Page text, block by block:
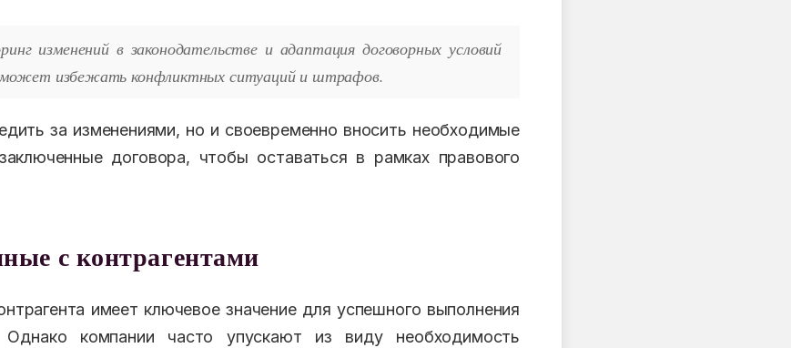
изменений в законодательстве и адаптация договорных условий
избежать конфликтных ситуаций и штрафов.
за изменениями, но и своевременно вносить необходимые
договора, чтобы оставаться в рамках правового
с контрагентами
имеет ключевое значение для успешного выполнения
Однако компании часто упускают из виду необходимость